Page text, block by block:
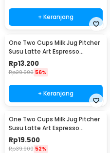
+ Keranjang
One Two Cups Milk Jug Pitcher
Susu Latte Art Espresso
Stainless Steel 1.5oz - S06HG
Rp13.200
Rp29.900 56%
+ Keranjang
One Two Cups Milk Jug Pitcher
Susu Latte Art Espresso
Stainless Steel 5oz - S06HG
Rp19.500
Rp39.900 52%